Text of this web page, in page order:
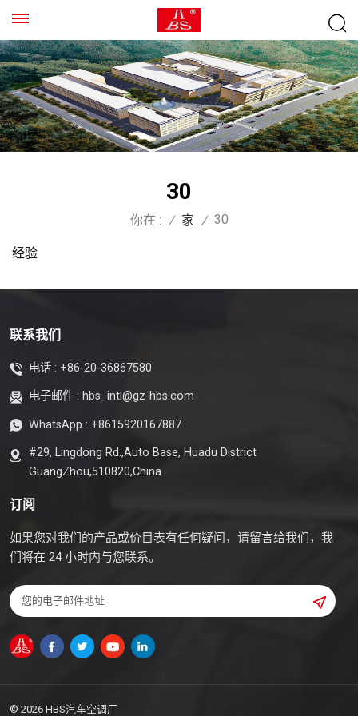
30
你在 : / 家 / 30
经验
联系我们
电话 : +86-20-36867580
电子邮件 : hbs_intl@gz-hbs.com
WhatsApp : +8615920167887
#29, Lingdong Rd.,Auto Base, Huadu District
GuangZhou,510820,China
订阅
如果您对我们的产品或价目表有任何疑问，请留言给我们，我
们将在 24 小时内与您联系。
© 2026 HBS汽车空调厂